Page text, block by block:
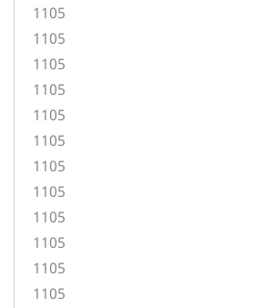
1105
1105
1105
1105
1105
1105
1105
1105
1105
1105
1105
1105